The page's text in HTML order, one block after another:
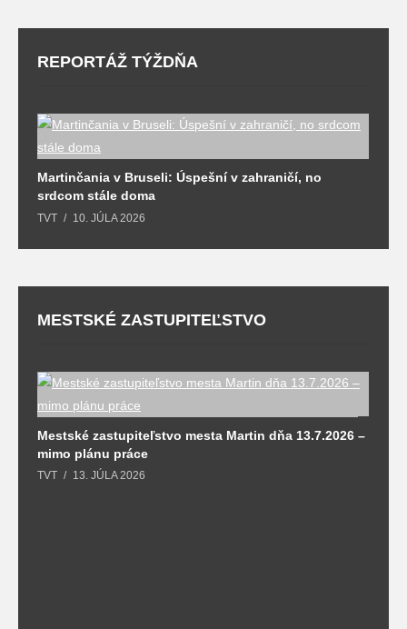
REPORTÁŽ TÝŽDŇA
Martinčania v Bruseli: Úspešní v zahraničí, no
srdcom stále doma
TVT 10. JÚLA 2026
MESTSKÉ ZASTUPITEĽSTVO
Mestské zastupiteľstvo mesta Martin dňa 13.7.2026 –
mimo plánu práce
TVT 13. JÚLA 2026